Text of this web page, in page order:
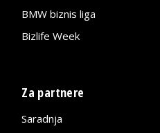
BMW biznis liga
Bizlife Week
Za partnere
Saradnja